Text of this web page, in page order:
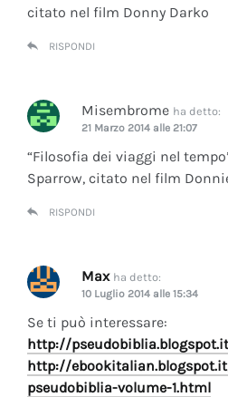
citato nel film Donny Darko
RISPONDI
Misembrome ha detto:
21 Marzo 2014 alle 21:07
“Filosofia dei viaggi nel
Sparrow, citato nel film
RISPONDI
Max ha detto:
10 Luglio 2014 alle 15:34
Se ti può interessare:
http://
http://
pseudobiblia-volume-1.html